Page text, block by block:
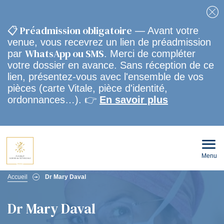
📋 Préadmission obligatoire — Avant votre
venue, vous recevrez un lien de préadmission
par WhatsApp ou SMS. Merci de compléter
votre dossier en avance. Sans réception de ce
lien, présentez-vous avec l'ensemble de vos
pièces (carte Vitale, pièce d'identité,
ordonnances…). 👉 En savoir plus
Menu
menu
Fil
d'Ariane
Accueil Dr Mary Daval
Dr Mary Daval